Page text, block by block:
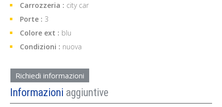
Carrozzeria : city car
Porte : 3
Colore ext : blu
Condizioni : nuova
Richiedi informazioni
Informazioni aggiuntive